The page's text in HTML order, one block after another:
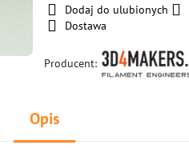
Dodaj do ulubionych
Dostawa
Producent:
Opis